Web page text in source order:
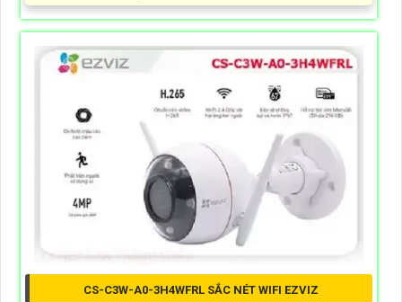
CS-C3W-A0-3H4WFRL SẮC NÉT WIFI EZVIZ